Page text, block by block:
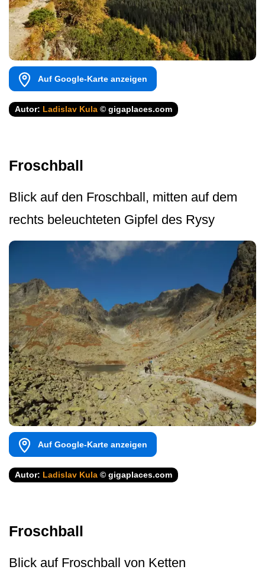
Auf Google-Karte anzeigen
Autor: Ladislav Kula © gigaplaces.com
Froschball
Blick auf den Froschball, mitten auf dem
rechts beleuchteten Gipfel des Rysy
Auf Google-Karte anzeigen
Autor: Ladislav Kula © gigaplaces.com
Froschball
Blick auf Froschball von Ketten